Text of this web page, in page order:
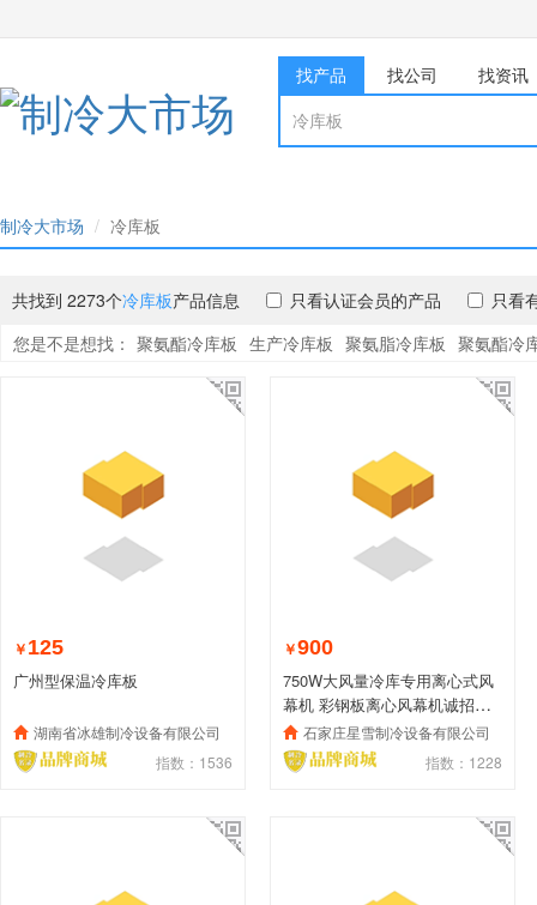
找产品 找公司 找资讯
制冷大市场 冷库板
共找到 2273个冷库板产品信息 只看认证会员的产品
只看
您是不是想找： 聚氨酯冷库板 生产冷库板 聚氨脂冷库板 聚氨酯冷
￥ 125
广州型保温冷库板
湖南省冰雄制冷设备有限公司
指数：1536
￥900
750W大风量冷库专用离心式风
幕机 彩钢板离心风幕机诚招全
国代理
石家庄星雪制冷设备有限公司
指数：1228